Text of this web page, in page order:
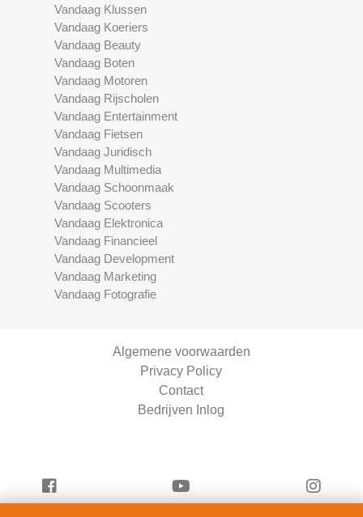
Vandaag Klussen
Vandaag Koeriers
Vandaag Beauty
Vandaag Boten
Vandaag Motoren
Vandaag Rijscholen
Vandaag Entertainment
Vandaag Fietsen
Vandaag Juridisch
Vandaag Multimedia
Vandaag Schoonmaak
Vandaag Scooters
Vandaag Elektronica
Vandaag Financieel
Vandaag Development
Vandaag Marketing
Vandaag Fotografie
Algemene voorwaarden
Privacy Policy
Contact
Bedrijven Inlog